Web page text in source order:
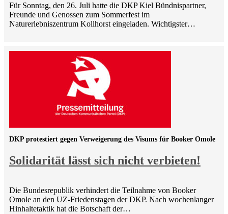
Für Sonntag, den 26. Juli hatte die DKP Kiel Bündnispartner,
Freunde und Genossen zum Sommerfest im
Naturerlebniszentrum Kollhorst eingeladen. Wichtigster…
Solidarität lässt sich nicht verbieten!
DKP protestiert gegen Verweigerung des Visums für Booker Omole
Die Bundesrepublik verhindert die Teilnahme von Booker
Omole an den UZ-Friedenstagen der DKP. Nach wochenlanger
Hinhaltetaktik hat die Botschaft der…